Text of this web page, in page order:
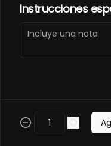
Instrucciones